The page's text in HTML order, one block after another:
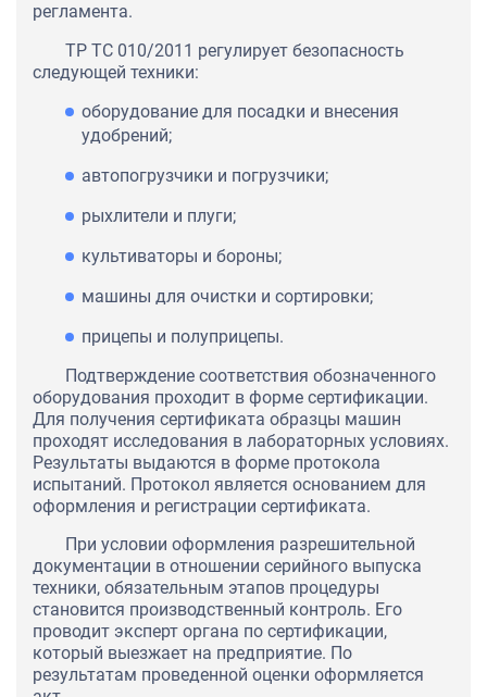
регламента.
ТР ТС 010/2011 регулирует безопасность
следующей техники:
оборудование для посадки и внесения
удобрений;
автопогрузчики и погрузчики;
рыхлители и плуги;
культиваторы и бороны;
машины для очистки и сортировки;
прицепы и полуприцепы.
Подтверждение соответствия обозначенного
оборудования проходит в форме сертификации.
Для получения сертификата образцы машин
проходят исследования в лабораторных условиях.
Результаты выдаются в форме протокола
испытаний. Протокол является основанием для
оформления и регистрации сертификата.
При условии оформления разрешительной
документации в отношении серийного выпуска
техники, обязательным этапов процедуры
становится производственный контроль. Его
проводит эксперт органа по сертификации,
который выезжает на предприятие. По
результатам проведенной оценки оформляется